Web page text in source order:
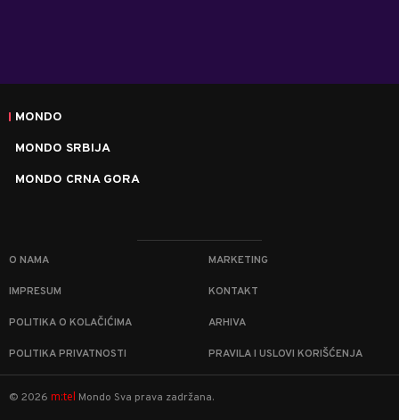
MONDO
MONDO SRBIJA
MONDO CRNA GORA
O NAMA MARKETING
IMPRESUM KONTAKT
POLITIKA O KOLAČIĆIMA ARHIVA
POLITIKA PRIVATNOSTI PRAVILA I USLOVI KORIŠĆENJA
© 2026 m:tel Mondo Sva prava zadržana.